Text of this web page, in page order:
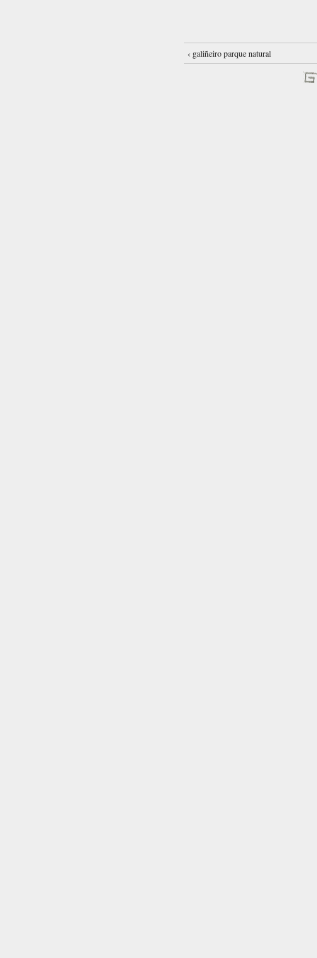
‹ galiñeiro parque natural